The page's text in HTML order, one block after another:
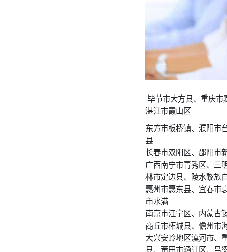
毕节市大方县、重庆
湛江市霞山区
东方市板桥镇、濮阳市
县
长春市双阳区、邵阳市
广西南宁市青秀区、三
林市定边县、陵水黎族
惠州市惠东县、宜春市
市水满
南京市江宁区、内蒙古
商丘市柘城县、儋州市
大兴安岭地区漠河市、
县、莆田市涵江区、吕